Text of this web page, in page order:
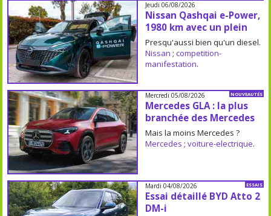
Jeudi 06/08/2026
Nissan Qashqai e-Power,
1980 km avec un plein
Presqu'aussi bien qu'un diesel.
Nissan ; competition-
manifestation.
Mercredi 05/08/2026 NOUVEAUTÉS
Mercedes GLA : la plus
branchée des Mercedes
Mais la moins Mercedes ?
Mercedes ; voiture-electrique.
Mardi 04/08/2026 ESSAIS
Essai détaillé BYD Atto 2
DM-i